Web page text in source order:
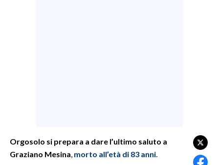
GOSSIP
Orgosolo si prepara a dare l’ultimo saluto a
Graziano Mesina morto all’età di 83 anni.